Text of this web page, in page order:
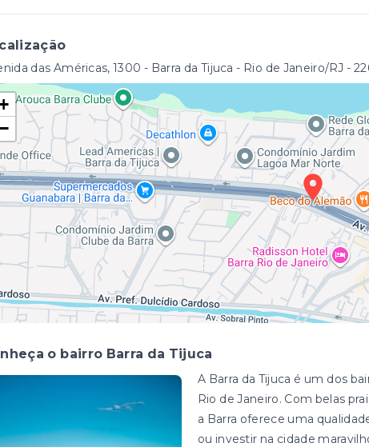
das Américas, 1300 - Barra da Tijuca - Rio de Janeiro/RJ -
o bairro Barra da Tijuca
A Barra da Tijuca é um dos
Rio de Janeiro. Com belas
a Barra oferece uma
ou investir na cidade